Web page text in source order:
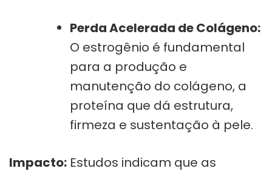
Perda Acelerada de Colágeno:
O estrogênio é fundamental
para a produção e
manutenção do colágeno, a
proteína que dá estrutura,
firmeza e sustentação à pele.
Impacto: Estudos indicam que as